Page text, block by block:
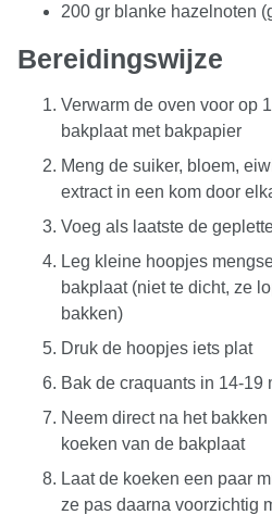
200 gr blanke hazelnoten
Bereidingswijze
Verwarm de oven voor op
bakplaat met bakpapier
Meng de suiker, bloem,
extract in een kom door
Voeg als laatste de
Leg kleine hoopjes
bakplaat (niet te dicht, ze
bakken)
Druk de hoopjes iets plat
Bak de craquants in 14-19
Neem direct na het
koeken van de bakplaat
Laat de koeken een paar
ze pas daarna voorzichtig